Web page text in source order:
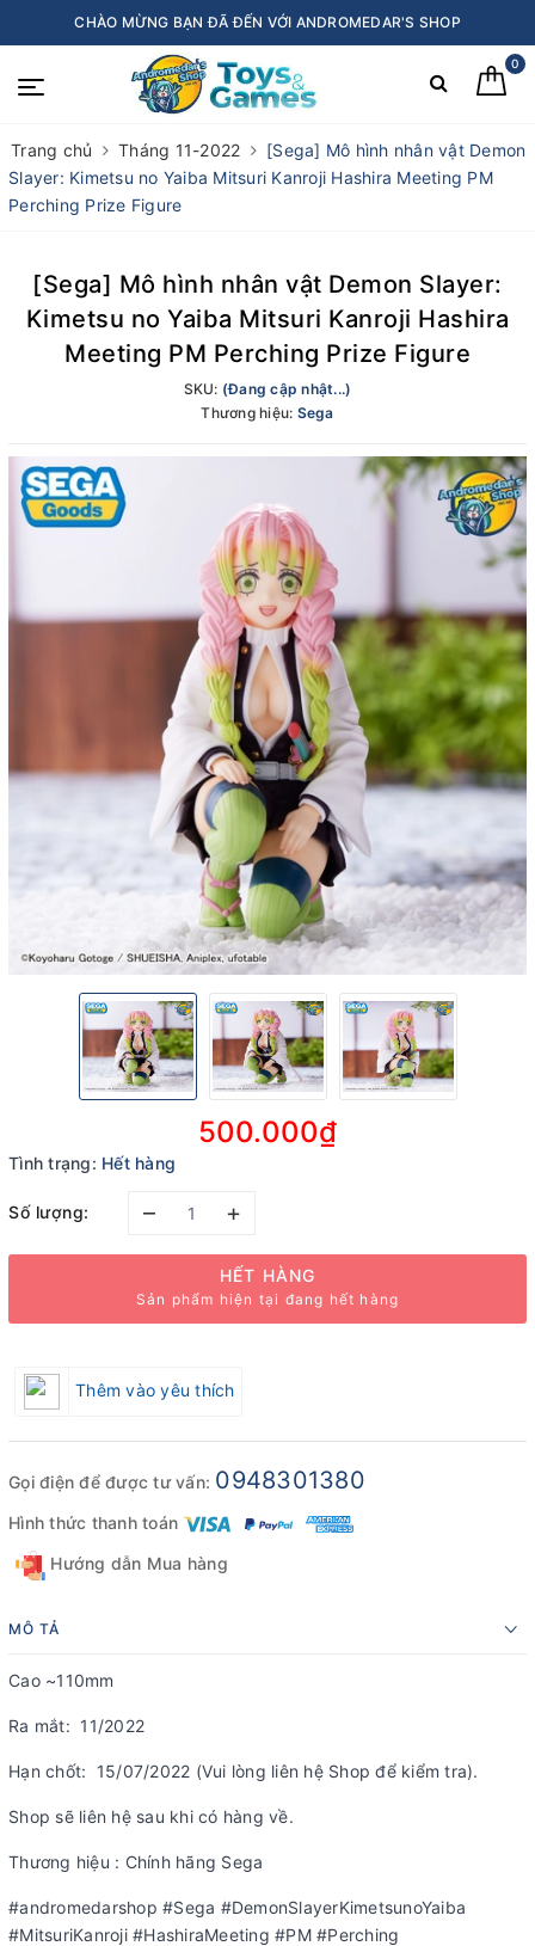
CHÀO MỪNG BẠN ĐÃ ĐẾN VỚI ANDROMEDAR'S SHOP
0
Trang chủ Tháng 11-2022
[Sega] Mô hình nhân vật Demon
Slayer: Kimetsu no Yaiba Mitsuri Kanroji Hashira Meeting PM
Perching Prize Figure
[Sega] Mô hình nhân vật Demon Slayer:
Kimetsu no Yaiba Mitsuri Kanroji Hashira
Meeting PM Perching Prize Figure
SKU: (Đang cập nhật...)
Thương hiệu: Sega
500.000₫
Tình trạng: Hết hàng
Số lượng: – +
HẾT HÀNG
Sản phẩm hiện tại đang hết hàng
Thêm vào yêu thích
Gọi điện để được tư vấn: 0948301380
Hình thức thanh toán
Hướng dẫn Mua hàng
MÔ TẢ
Cao ~110mm
Ra mắt: 11/2022
Hạn chốt: 15/07/2022 (Vui lòng liên hệ Shop để kiểm tra).
Shop sẽ liên hệ sau khi có hàng về.
Thương hiệu : Chính hãng Sega
#andromedarshop #Sega #DemonSlayerKimetsunoYaiba
#MitsuriKanroji #HashiraMeeting #PM #Perching